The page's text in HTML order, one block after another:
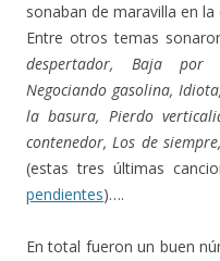
sonaban de maravilla en la
Entre otros temas
despertador, Baja por
Negociando gasolina,
la basura, Pierdo
contenedor, Los de
(estas tres últimas
pendientes)….
En total fueron un buen